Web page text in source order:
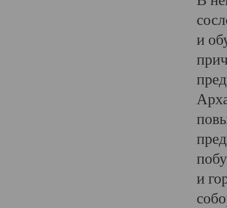
и
и